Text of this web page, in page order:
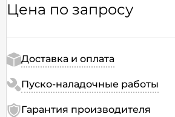
Цена по запросу
Доставка и оплата
Пуско-наладочные работы
Гарантия производителя